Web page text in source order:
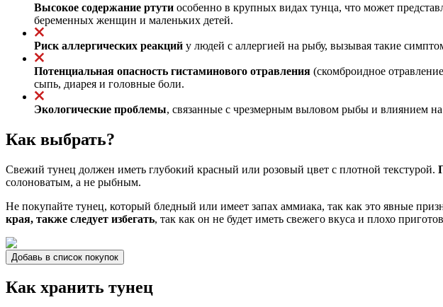
Высокое содержание ртути особенно в крупных видах тунца, что может
беременных женщин и маленьких детей.
Риск аллергических реакций у людей с аллергией на рыбу, вызывая такие
Потенциальная опасность гистаминового отравления (скомброидное
сыпь, диарея и головные боли.
Экологические проблемы, связанные с чрезмерным выловом рыбы и влиянием
Как выбрать?
Свежий тунец должен иметь глубокий красный или розовый цвет с плотной текстурой.
солоноватым, а не рыбным.
Не покупайте тунец, который бледный или имеет запах аммиака, так как это явные
края, также следует избегать, так как он не будет иметь свежего вкуса и плохо
Добавь в список покупок
Как хранить тунец